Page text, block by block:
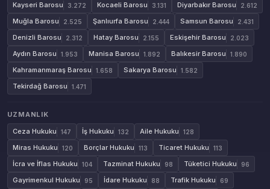
Kayseri Barosu 3.272 Kocaeli Barosu 3.131 Diyarbakır Barosu 2.612
Muğla Barosu 2.525 Şanlıurfa Barosu 2.444 Samsun Barosu 2.431
Denizli Barosu 2.312 Hatay Barosu 2.155 Eskişehir Barosu 2.023
Aydın Barosu 1.953 Manisa Barosu 1.892 Balıkesir Barosu 1.890
Kahramanmaraş Barosu 1.658 Sakarya Barosu 1.582
Tekirdağ Barosu 1.471
UZMANLIK
Ceza Hukuku
147 İş Hukuku 132 Aile Hukuku 128
Miras Hukuku 120 Borçlar Hukuku 113 Ticaret Hukuku 113
İcra ve İflas Hukuku 104 Tazminat Hukuku 98 Tüketici Hukuku 96
Gayrimenkul Hukuku 95 İdare Hukuku 88 Trafik Hukuku 69